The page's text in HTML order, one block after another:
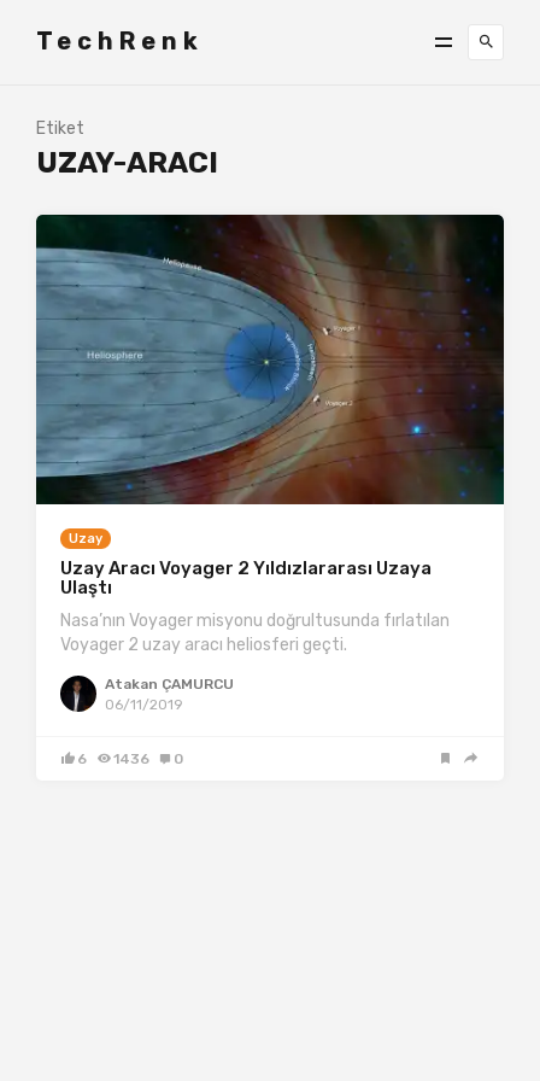
TechRenk
Etiket
UZAY-ARACI
Uzay
Uzay Aracı Voyager 2 Yıldızlararası Uzaya
Ulaştı
Nasa’nın Voyager misyonu doğrultusunda fırlatılan
Voyager 2 uzay aracı heliosferi geçti.
Atakan ÇAMURCU
06/11/2019
6 1436 0